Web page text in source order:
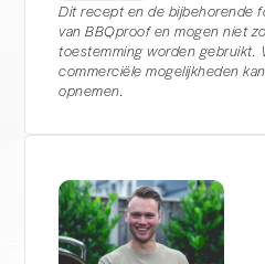
Dit recept en de bijbehorende
van BBQproof en mogen niet
toestemming worden gebruikt.
commerciële mogelijkheden
opnemen.